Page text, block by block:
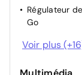
Régulateur
Go
Suspensions
Voir plus